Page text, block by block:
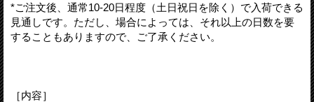
*ご注文後、通常10-20日程度（土日祝日を除く）で入荷できる
見通しです。ただし、場合によっては、それ以上の日数を要
することもありますので、ご了承ください。
［内容］